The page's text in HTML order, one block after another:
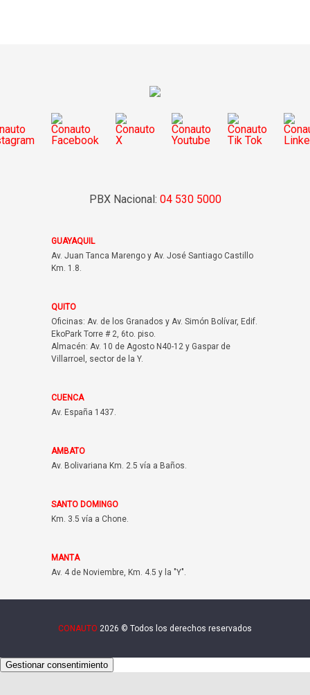
PBX Nacional: 04 530 5000
GUAYAQUIL
Av. Juan Tanca Marengo y Av. José Santiago Castillo
Km. 1.8.
QUITO
Oficinas: Av. de los Granados y Av. Simón Bolívar, Edif.
EkoPark Torre # 2, 6to. piso.
Almacén: Av. 10 de Agosto N40-12 y Gaspar de
Villarroel, sector de la Y.
CUENCA
Av. España 1437.
AMBATO
Av. Bolivariana Km. 2.5 vía a Baños.
SANTO DOMINGO
Km. 3.5 vía a Chone.
MANTA
Av. 4 de Noviembre, Km. 4.5 y la "Y".
CONAUTO 2026 © Todos los derechos reservados
Gestionar consentimiento